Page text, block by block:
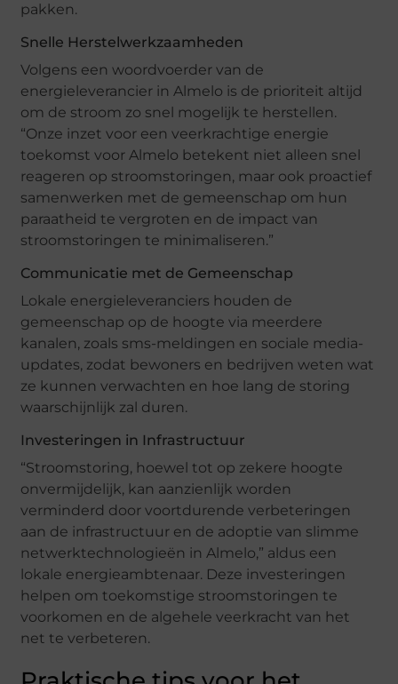
pakken.
Snelle Herstelwerkzaamheden
Volgens een woordvoerder van de
energieleverancier in Almelo is de prioriteit altijd
om de stroom zo snel mogelijk te herstellen.
“Onze inzet voor een veerkrachtige energie
toekomst voor Almelo betekent niet alleen snel
reageren op stroomstoringen, maar ook proactief
samenwerken met de gemeenschap om hun
paraatheid te vergroten en de impact van
stroomstoringen te minimaliseren.”
Communicatie met de Gemeenschap
Lokale energieleveranciers houden de
gemeenschap op de hoogte via meerdere
kanalen, zoals sms-meldingen en sociale media-
updates, zodat bewoners en bedrijven weten wat
ze kunnen verwachten en hoe lang de storing
waarschijnlijk zal duren.
Investeringen in Infrastructuur
“Stroomstoring, hoewel tot op zekere hoogte
onvermijdelijk, kan aanzienlijk worden
verminderd door voortdurende verbeteringen
aan de infrastructuur en de adoptie van slimme
netwerktechnologieën in Almelo,” aldus een
lokale energieambtenaar. Deze investeringen
helpen om toekomstige stroomstoringen te
voorkomen en de algehele veerkracht van het
net te verbeteren.